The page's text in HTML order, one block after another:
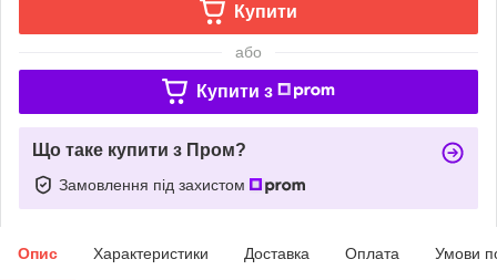
Купити
або
Купити з
Що таке купити з Пром?
Замовлення під захистом
Опис Характеристики Доставка Оплата Умови